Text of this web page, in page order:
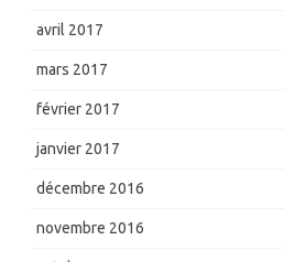
avril 2017
mars 2017
février 2017
janvier 2017
décembre 2016
novembre 2016